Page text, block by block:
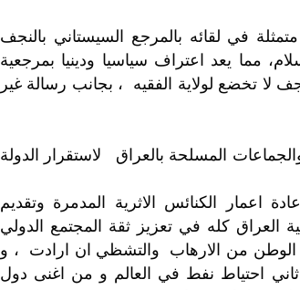
في لقائه بالمرجع السيستاني بالنجف
مما يعد اعتراف سياسيا ودينيا بمرجعية
لا تخضع لولاية الفقيه ، بجانب رسالة غير
المسلحة بالعراق لاستقرار الدولة
اعمار الكنائس الاثرية المدمرة وتقديم
العراق كله في تعزيز ثقة المجتمع الدولي
الوطن من الارهاب والتشظي ان ارادت ، و
احتياط نفط في العالم و من اغنى دول